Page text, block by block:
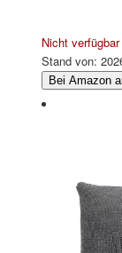
Nicht verfügbar
Stand von:
Bei Amazon